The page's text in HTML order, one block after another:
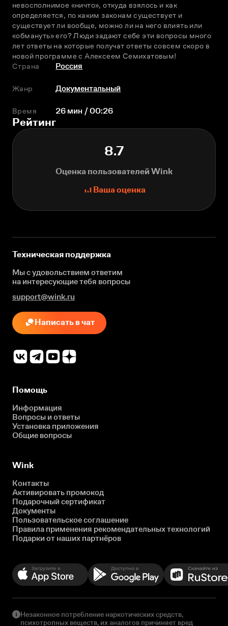
невосполнимое «ничто», откуда взялось и как
определяется, по каким законам существует и
существует ли вообще, можно ли на него влиять или
«обмануть» его? Люди задают себе эти вопросы много
лет ответы на которые получат ответы совсем скоро в
новой программе с Алексеем Семихатовым!
Страна
Россия
Жанр Документальный
Время 26 мин / 00:26
Рейтинг
8.7
Оценка пользователей Wink
Ваша оценка
Техническая поддержка
Мы с удовольствием ответим
на интересующиетебя вопросы
support@wink.ru
Написать в чат
Помощь
Информация
Вопросы и ответы
Установка приложения
Общие вопросы
Wink
Контакты
Активировать промокод
Подарочный сертификат
Документы
Пользовательское соглашение
Правила применения рекомендательных технологий
Подарки от наших партнёров
Незаконное потребление наркотических средств,
психотропных веществ, их аналогов причиняет вред